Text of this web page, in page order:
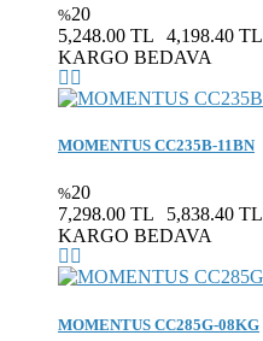
%20
5,248.00 TL
4,198.40 TL
KARGO BEDAVA
MOMENTUS CC235B-11BN
%20
7,298.00 TL
5,838.40 TL
KARGO BEDAVA
MOMENTUS CC285G-08KG